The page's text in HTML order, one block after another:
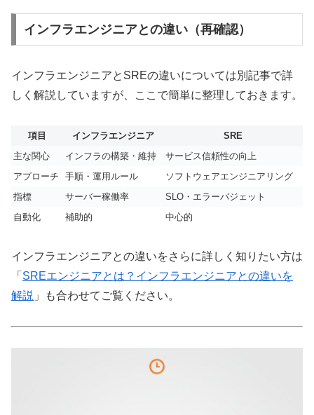
インフラエンジニアとの違い（再確認）
インフラエンジニアとSREの違いについては別記事で詳
しく解説していますが、ここで簡単に整理しておきます。
項目 インフラエンジニア
SRE
主な関心
インフラの構築・維持
サービス信頼性の向上
アプローチ
手順・運用ルール
ソフトウェアエンジニアリング
指標
サーバー稼働率
SLO・エラーバジェット
自動化
補助的 中心的
インフラエンジニアとの違いをさらに詳しく知りたい方は
「 SREエンジニアとは？インフラエンジニアとの違いを
解説 」も合わせてご覧ください。